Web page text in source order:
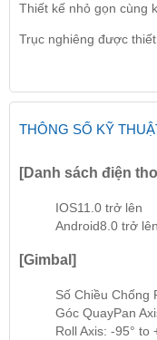
Thiết kế nhỏ gọn cùng
Trục nghiêng được
THÔNG SỐ KỸ
[Danh sách điện
IOS11.0 trở lên
Android8.0 trở lên
[Gimbal]
Số Chiều Chống
Góc QuayPan
Roll Axis: -95° to